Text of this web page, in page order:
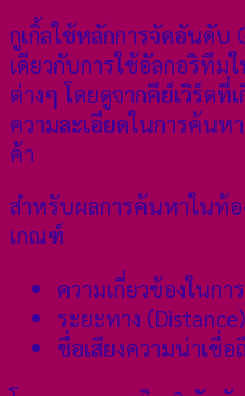
กูเกิ้ลใช้หลักการจัดอันดับ
เดียวกับการใช้อัลกอริทึม
ต่างๆ โดยดูจากคีย์เวิร์ดที่
ความละเอียดในการค้นห
ค้า
สำหรับผลการค้นหาในท้อ
เกณฑ์
ความเกี่ยวข้องในก
ระยะทาง (Distance)
ชื่อเสียงความน่าเชื่